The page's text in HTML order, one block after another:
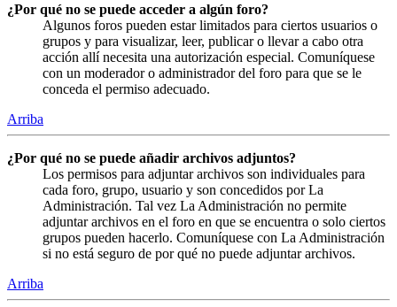
¿Por qué no se puede acceder a algún foro?
Algunos foros pueden estar limitados para ciertos usuarios o
grupos y para visualizar, leer, publicar o llevar a cabo otra
acción allí necesita una autorización especial. Comuníquese
con un moderador o administrador del foro para que se le
conceda el permiso adecuado.
Arriba
¿Por qué no se puede añadir archivos adjuntos?
Los permisos para adjuntar archivos son individuales para
cada foro, grupo, usuario y son concedidos por La
Administración. Tal vez La Administración no permite
adjuntar archivos en el foro en que se encuentra o solo ciertos
grupos pueden hacerlo. Comuníquese con La Administración
si no está seguro de por qué no puede adjuntar archivos.
Arriba